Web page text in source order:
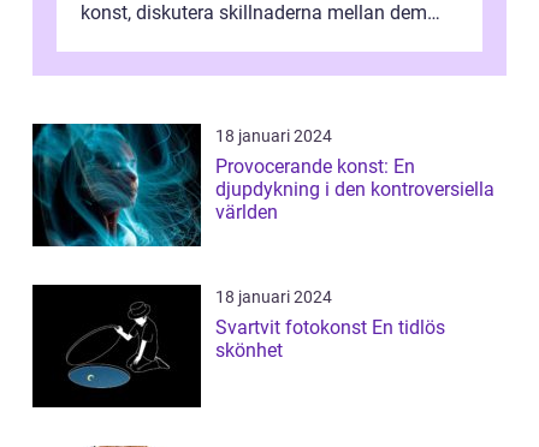
konst, diskutera skillnaderna mellan dem
18 januari 2024
Provocerande konst: En
djupdykning i den kontroversiella
världen
18 januari 2024
Svartvit fotokonst En tidlös
skönhet